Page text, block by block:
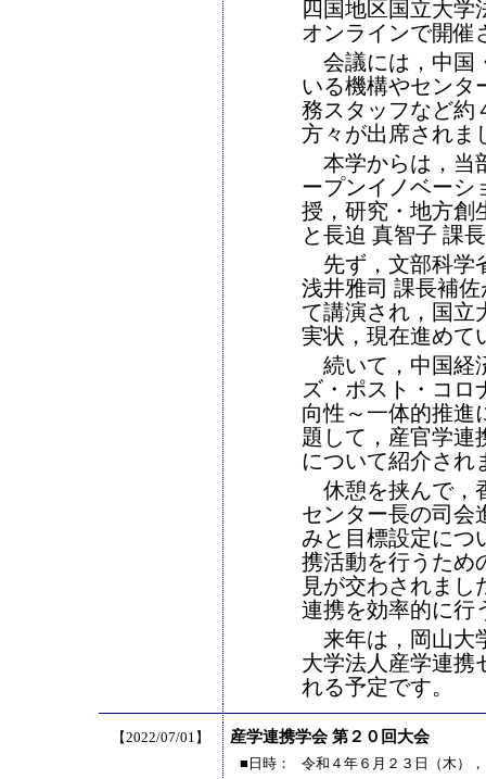
四国地区国立大学
オンラインで開催
会議には，中国
いる機構やセンタ
務スタッフなど約
方々が出席されま
本学からは，当
ープンイノベーシ
授，研究・地方創
と長迫 真智子 課
先ず，文部科学
浅井雅司 課長補
て講演され，国立
実状，現在進めて
続いて，中国経
ズ・ポスト・コロ
向性～一体的推進
題して，産官学連
について紹介され
休憩を挟んで，
センター長の司会
みと目標設定につ
携活動を行うため
見が交わされま
連携を効率的に行
来年は，岡山大
大学法人産学連携
れる予定です。
【2022/07/01】 産学連携学会 第２０回大会
■日時：
令和４年６月２３日（木）